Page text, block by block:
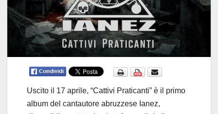
Uscito il 17 aprile, “Cattivi Praticanti” è il primo
album del cantautore abruzzese Ianez,